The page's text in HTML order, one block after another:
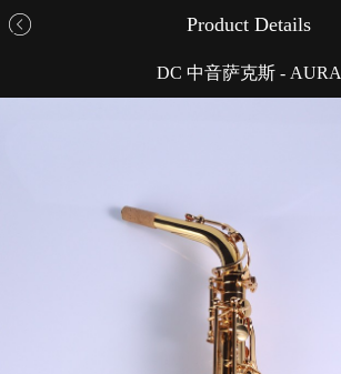
Product Details
DC 中音萨克斯 - AURA